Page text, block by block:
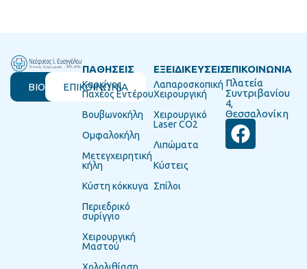
ΒΙΟΓΡΑΦΙΚΟΕΠΙΚΟΙΝΩΝΙΑ
ΠΑΘΗΣΕΙΣ
Καρκίνος
Παχέος Εντέρου
Βουβωνοκήλη
Ομφαλοκήλη
Μετεγχειρητική
κήλη
Κύστη κόκκυγα
Περιεδρικό
συρίγγιο
Χειρουργική
Μαστού
ΕΞΕΙΔΙΚΕΥΣΕΙΣ
Λαπαροσκοπική
Χειρουργική
Χειρουργικό
Laser CO2
Λιπώματα
Κύστεις
Σπίλοι
ΕΠΙΚΟΙΝΩΝΙΑ
Πλατεία
Συντριβανίου
4,
Θεσσαλονίκη